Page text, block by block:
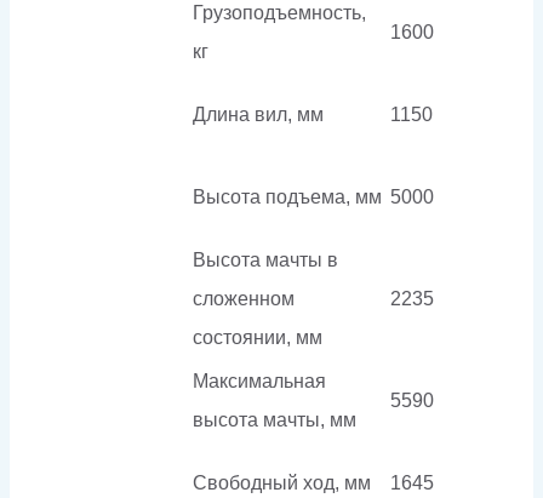
Грузоподъемность,
кг
1600
Длина вил, мм 1150
Высота подъема, мм 5000
Высота мачты в
сложенном
состоянии, мм
2235
Максимальная
высота мачты, мм
5590
Свободный ход, мм 1645